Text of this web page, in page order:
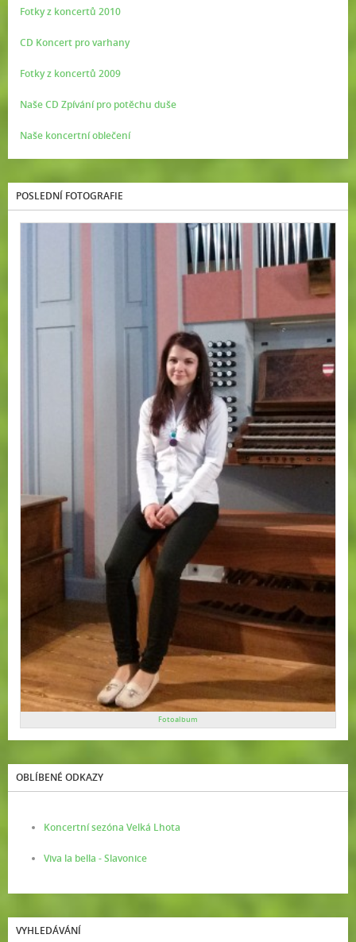
Fotky z koncertů 2010
CD Koncert pro varhany
Fotky z koncertů 2009
Naše CD Zpívání pro potěchu duše
Naše koncertní oblečení
POSLEDNÍ FOTOGRAFIE
Fotoalbum
OBLÍBENÉ ODKAZY
Koncertní sezóna Velká Lhota
Viva la bella - Slavonice
VYHLEDÁVÁNÍ